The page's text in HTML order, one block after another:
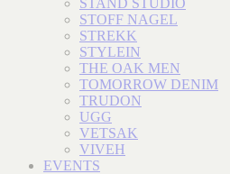
STAND STUDIO
STOFF NAGEL
STREKK
STYLEIN
THE OAK MEN
TOMORROW DENIM
TRUDON
UGG
VETSAK
VIVEH
EVENTS